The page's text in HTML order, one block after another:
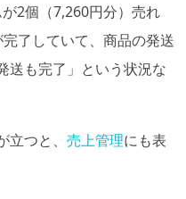
2個（7,260円分）売れ
了していて、商品の発送
送も完了」という状況な
つと、 売上管理にも表